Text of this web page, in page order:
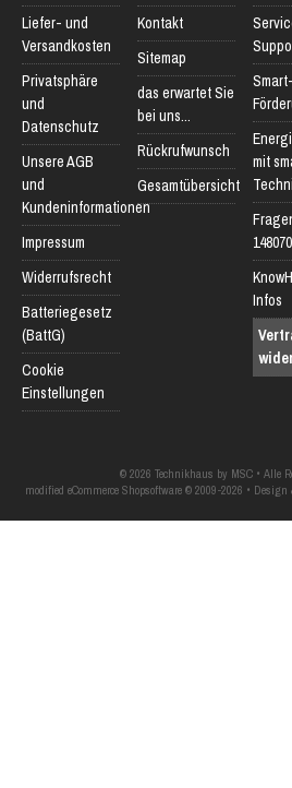
Liefer- und
Versandkosten
Privatsphäre
und
Datenschutz
Unsere AGB
und
Kundeninformationen
Impressum
Widerrufsrecht
Batteriegesetz
(BattG)
Cookie
Einstellungen
Kontakt
Sitemap
das erwartet Sie
bei uns...
Rückrufwunsch
Gesamtübersicht
mit
148070
Infos
© 2026 Technikhaus by MSC • Alle
modified eCommerce Shopsoftware © 2009-2026 •